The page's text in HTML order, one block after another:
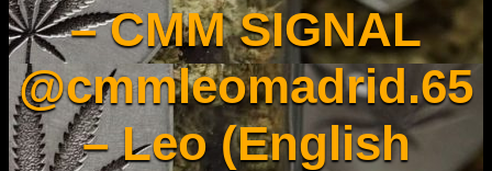
– CMM SIGNAL
@cmmleomadrid.65
– Leo (English